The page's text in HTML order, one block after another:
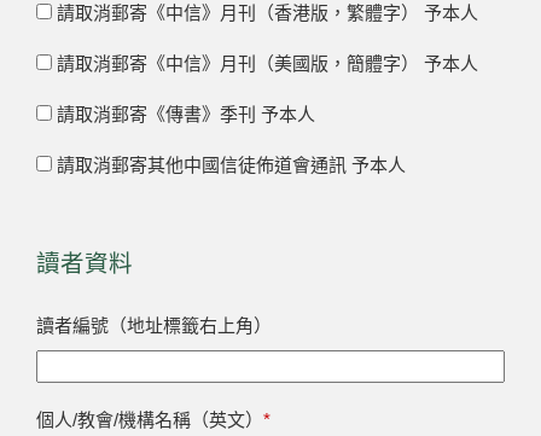
請取消郵寄《中信》月刊（香港版，繁體字） 予本人
請取消郵寄《中信》月刊（美國版，簡體字） 予本人
請取消郵寄《傳書》季刊 予本人
請取消郵寄其他中國信徒佈道會通訊 予本人
讀者資料
讀者編號（地址標籤右上角）
個人/教會/機構名稱（英文） *